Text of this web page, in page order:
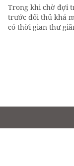
Trong khi chờ đợi
trước đối thủ khá
có thời gian thư